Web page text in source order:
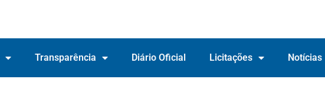
Transparência Diário Oficial Licitações Notícias